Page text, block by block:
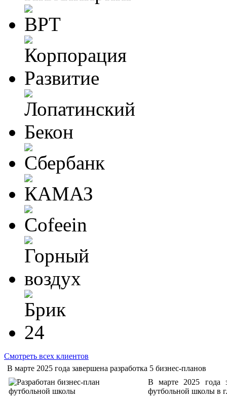
Смотреть всех клиентов
В марте 2025 года завершена разработка 5 бизнес-планов
В марте 2025 года
футбольной школы в